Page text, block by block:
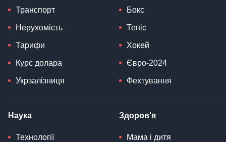
Транспорт
Нерухомість
Тарифи
Курс долара
Укрзалізниця
Бокс
Теніс
Хокей
Євро-2024
Фехтування
Наука
Технології
Здоров'я
Мама і дитя